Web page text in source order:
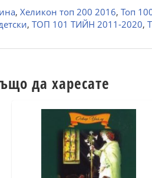
, Хеликон топ 200 2016, Топ
, ТОП 101 ТИЙН 2011-2020,
да харесате